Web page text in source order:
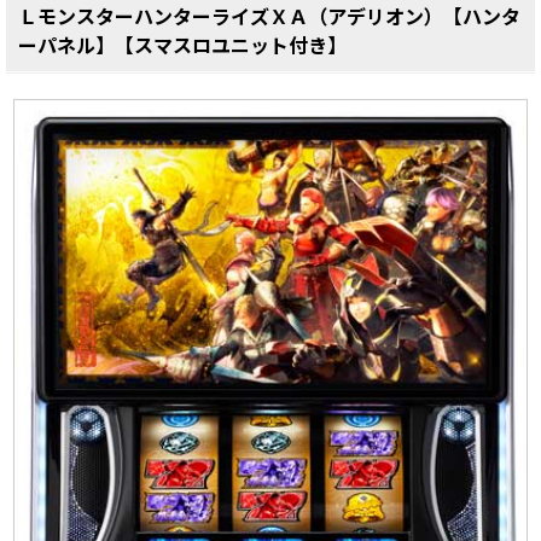
ＬモンスターハンターライズＸＡ（アデリオン）【ハンタ
ーパネル】【スマスロユニット付き】